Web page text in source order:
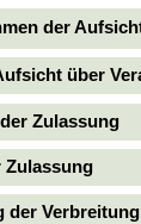
der
über
Zulassung
Zulassung
der Verbreitung